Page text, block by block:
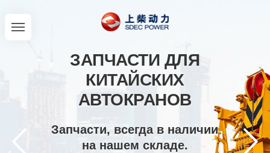
ЗАПЧАСТИ ДЛЯ
КИТАЙСКИХ
АВТОКРАНОВ
Запчасти, всегда в наличии
на нашем складе.